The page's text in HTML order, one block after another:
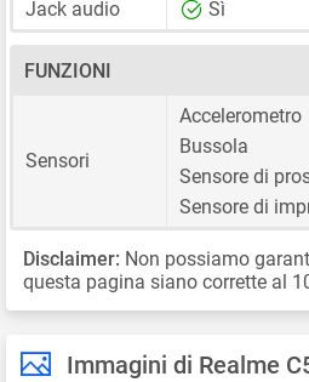
Jack audio Sì
FUNZIONI
Sensori
Accelerometro
Bussola
Sensore di
Sensore di
Disclaimer: Non possiamo
questa pagina siano corrette al
Immagini di Realme